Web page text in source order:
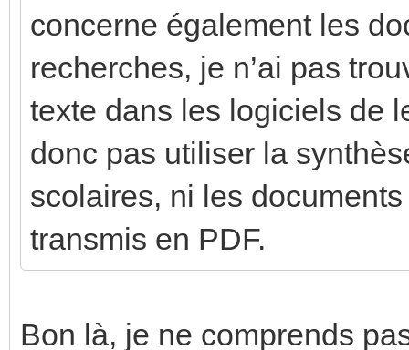
concerne également les
recherches, je n’ai pas
texte dans les logiciels de
donc pas utiliser la
scolaires, ni les
transmis en PDF.
Bon là, je ne comprends